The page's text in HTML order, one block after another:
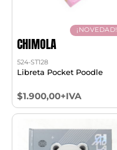
¡NOVEDAD!
CHIMOLA
524-ST128
Libreta Pocket Poodle
$1.900,00+IVA